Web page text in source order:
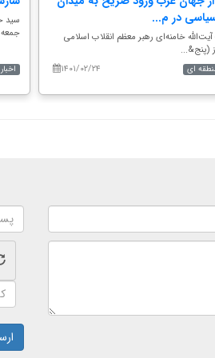
سید
جمعه (۲۳
در م...
خامنه‌ای رهبر معظم انقلاب اسلامی
(پنج&...
۱۴۰۱/۰۲/۲۴
ای